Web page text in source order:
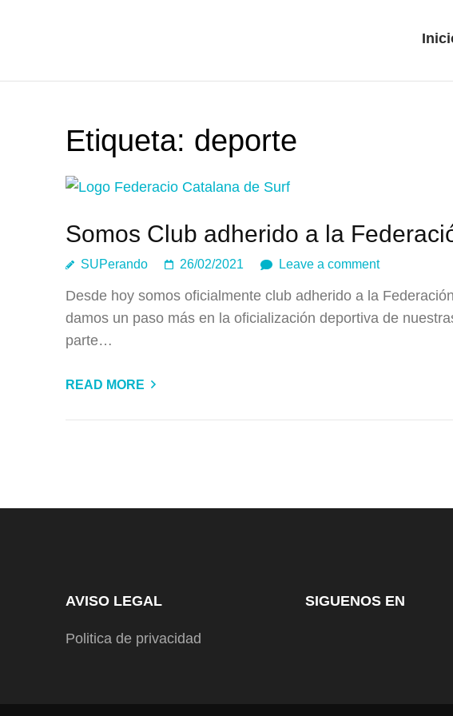
Etiqueta: deporte
Somos Club adherido a la
SUPerando 26/02/2021 Leave a comment
Desde hoy somos oficialmente club adherido a la
damos un paso más en la oficialización deportiva de
parte…
READ MORE
AVISO LEGAL
Politica de privacidad
SIGUENOS EN